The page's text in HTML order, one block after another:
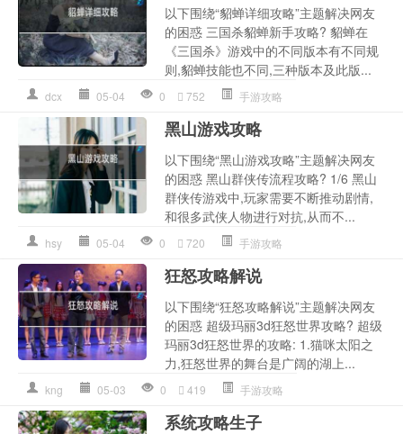
以下围绕“貂蝉详细攻略”主题解决网友
的困惑 三国杀貂蝉新手攻略? 貂蝉在
《三国杀》游戏中的不同版本有不同规
则,貂蝉技能也不同,三种版本及此版...
dcx 05-04 0 752 手游攻略
黑山游戏攻略
以下围绕“黑山游戏攻略”主题解决网友
的困惑 黑山群侠传流程攻略? 1/6 黑山
群侠传游戏中,玩家需要不断推动剧情,
和很多武侠人物进行对抗,从而不...
hsy 05-04 0 720 手游攻略
狂怒攻略解说
以下围绕“狂怒攻略解说”主题解决网友
的困惑 超级玛丽3d狂怒世界攻略? 超级
玛丽3d狂怒世界的攻略: 1.猫咪太阳之
力,狂怒世界的舞台是广阔的湖上...
kng 05-03 0 419 手游攻略
系统攻略生子